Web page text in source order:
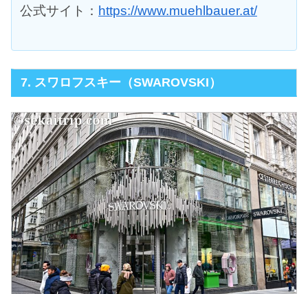
公式サイト： https://www.muehlbauer.at/
7. スワロフスキー（SWAROVSKI）